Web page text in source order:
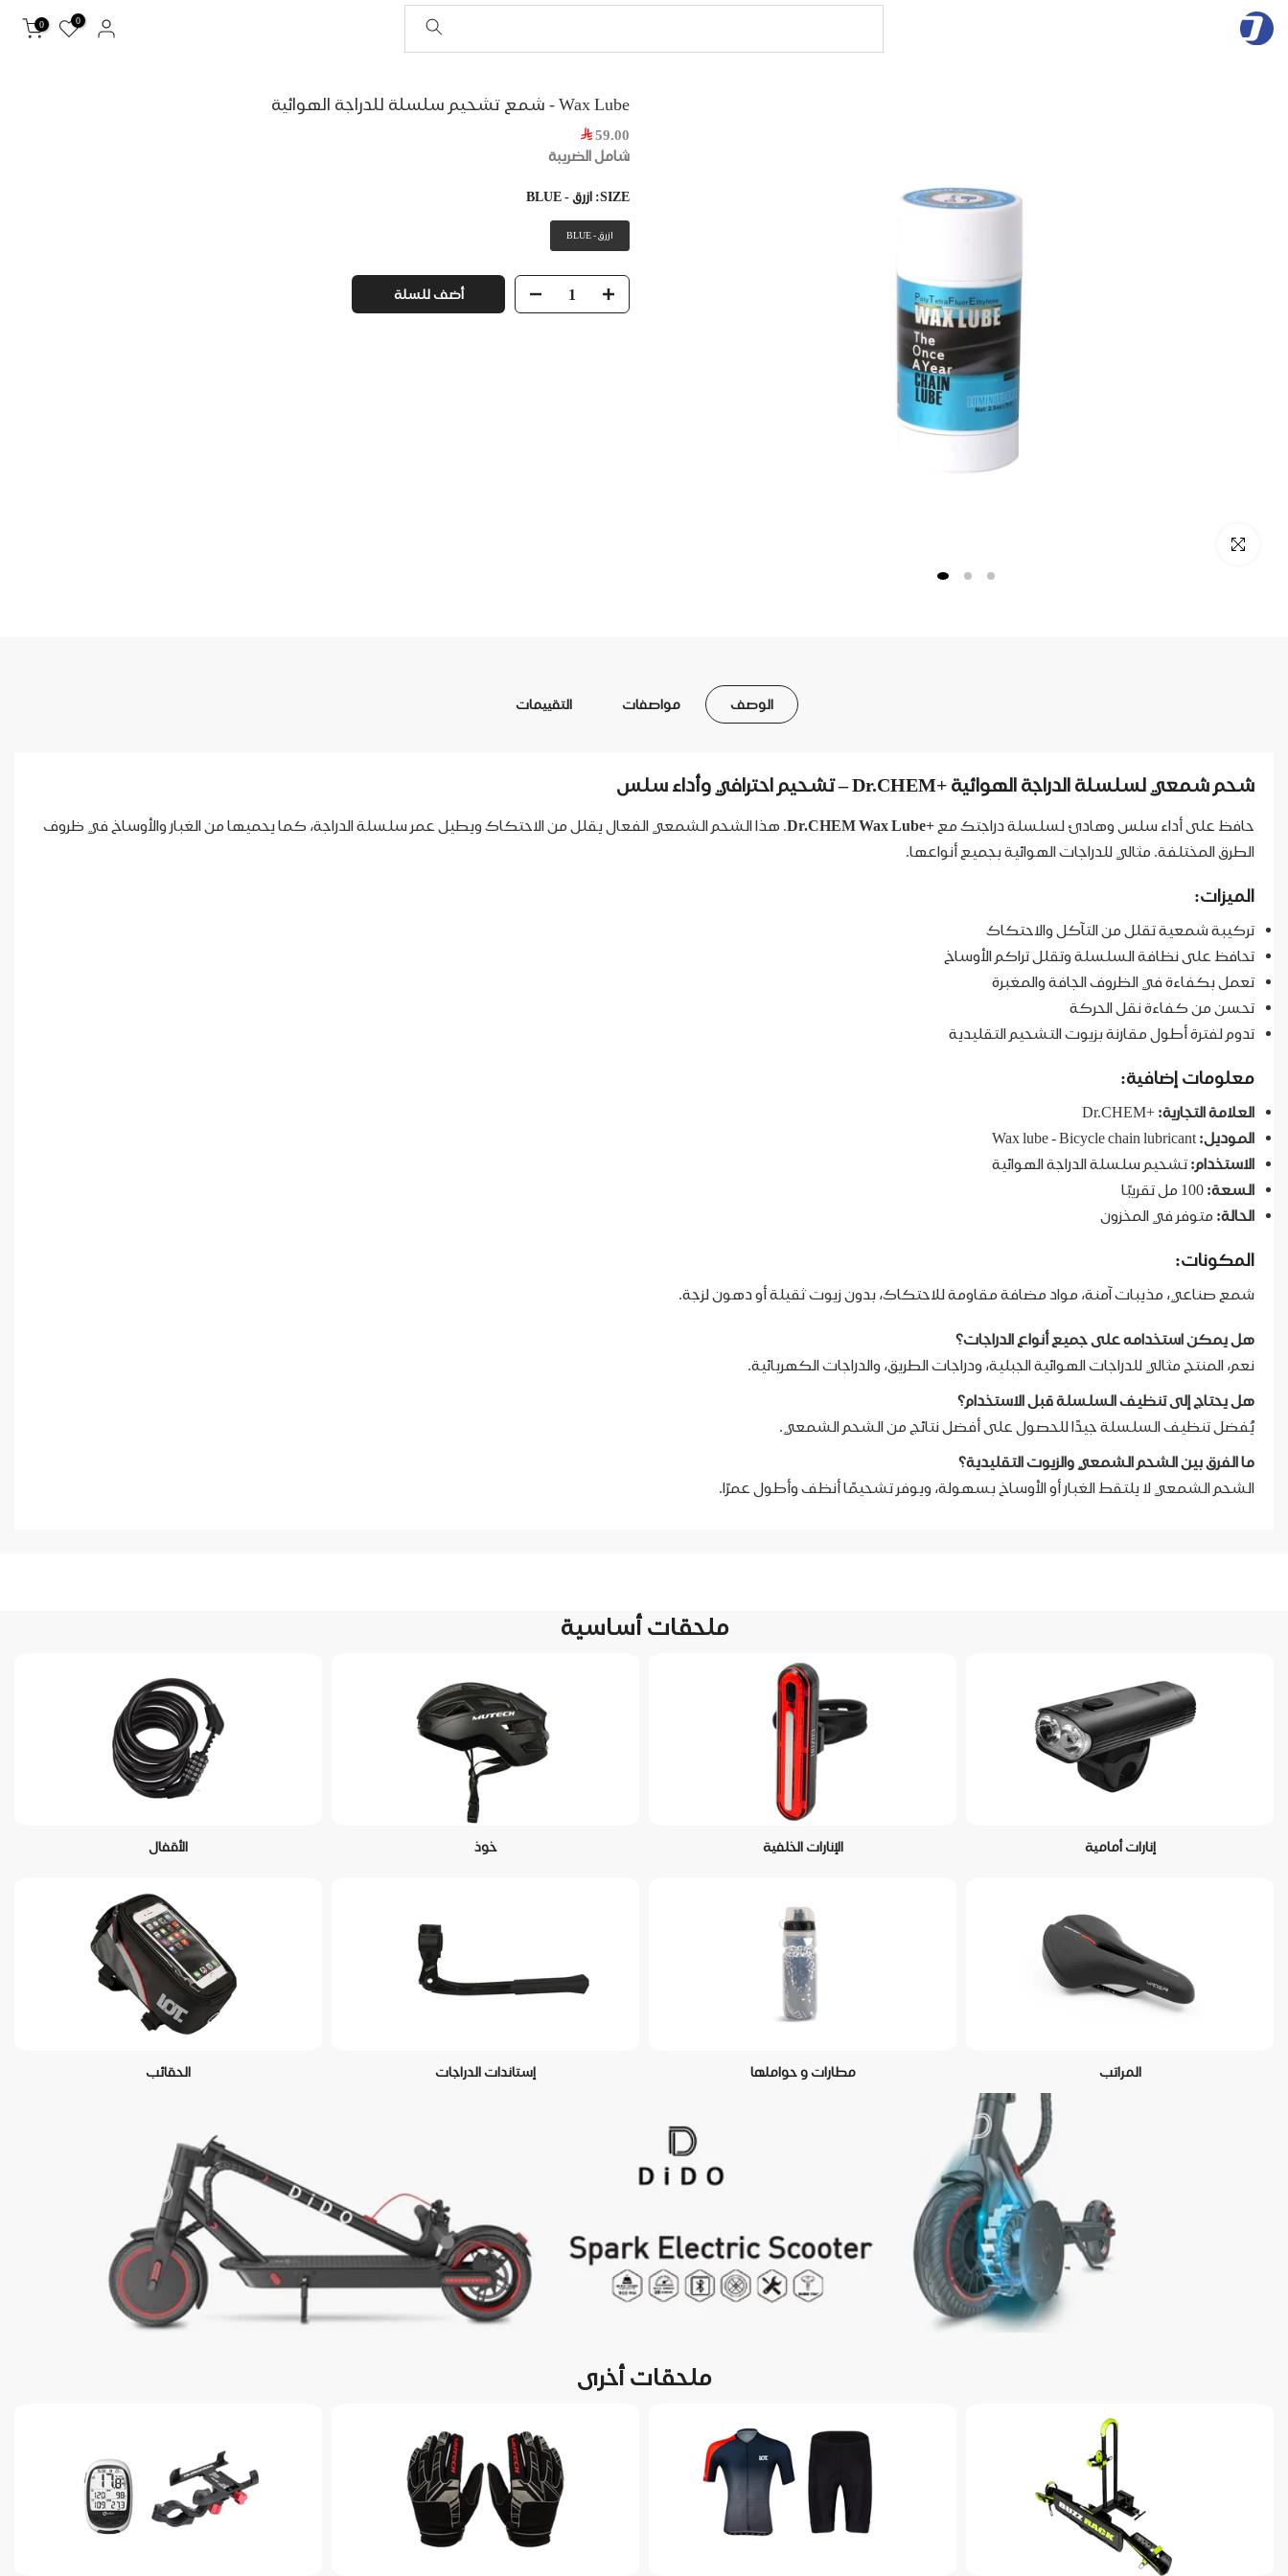
0
0
Wax Lube - شمع تشحيم سلسلة للدراجة الهوائية
59.00
شامل الضريبة
SIZE: ازرق - BLUE
ازرق - BLUE
أضف للسلة
الوصف مواصفات التقييمات
شحم شمعي لسلسلة الدراجة الهوائية +Dr.CHEM – تشحيم احترافي وأداء سلس
حافظ على أداء سلس وهادئ لسلسلة دراجتك مع +Dr.CHEM Wax Lube
. هذا الشحم الشمعي الفعال يقلل من الاحتكاك ويطيل عمر سلسلة الدراجة، كما يحميها من الغبار والأوساخ في ظروف
الطرق المختلفة. مثالي للدراجات الهوائية بجميع أنواعها.
الميزات:
تركيبة شمعية تقلل من التآكل والاحتكاك
تحافظ على نظافة السلسلة وتقلل تراكم الأوساخ
تعمل بكفاءة في الظروف الجافة والمغبرة
تحسن من كفاءة نقل الحركة
تدوم لفترة أطول مقارنة بزيوت التشحيم التقليدية
معلومات إضافية:
العلامة التجارية: +Dr.CHEM
الموديل:
الاستخدام: تشحيم سلسلة الدراجة الهوائية
السعة:
الحالة: متوفر في المخزون
المكونات:
شمع صناعي، مذيبات آمنة، مواد مضافة مقاومة للاحتكاك، بدون زيوت ثقيلة أو دهون لزجة.
هل يمكن استخدامه على جميع أنواع الدراجات؟
نعم، المنتج مثالي للدراجات الهوائية الجبلية، ودراجات الطريق، والدراجات الكهربائية.
هل يحتاج إلى تنظيف السلسلة قبل الاستخدام؟
يُفضل تنظيف السلسلة جيدًا للحصول على أفضل نتائج من الشحم الشمعي.
ما الفرق بين الشحم الشمعي والزيوت التقليدية؟
الشحم الشمعي لا يلتقط الغبار أو الأوساخ بسهولة، ويوفر تشحيمًا أنظف وأطول عمرًا.
ملحقات أساسية
إنارات أمامية الإنارات الخلفية خوذ الأقفال
المراتب مطارات و حواملها إستاندات الدراجات الحقائب
ملحقات أخرى